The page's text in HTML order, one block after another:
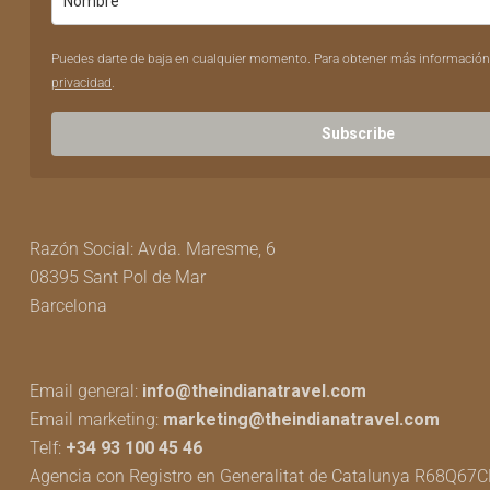
Puedes darte de baja en cualquier momento. Para obtener más
privacidad.
Subscribe
Razón Social: Avda. Maresme, 6
08395 Sant Pol de Mar
Barcelona
Email general: info@theindianatravel.com
Email marketing: marketing@theindianatravel.com
Telf: +34 93 100 45 46
Agencia con Registro en Generalitat de Catalunya